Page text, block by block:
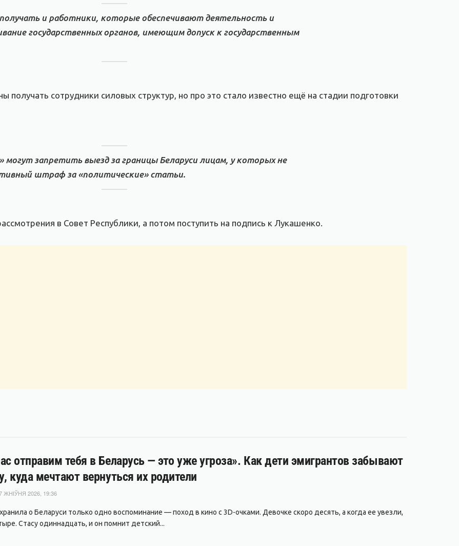
и работники, которые обеспечивают деятельность и
государственных органов, имеющим допуск к государственным
получать сотрудники силовых структур, но про это стало известно ещё на стадии подготовки
могут запретить выезд за границы Беларуси лицам, у которых не
штраф за «политические» статьи.
в Совет Республики, а потом поступить на подпись к Лукашенко.
отправим тебя в Беларусь — это уже угроза». Как дети эмигрантов забывают
куда мечтают вернуться их родители
ЖНІЎНЯ 2026, 19:36
о Беларуси только одно воспоминание — поход в кино с 3D-очками. Девочке скоро десять, а когда ее увезли,
Стасу одиннадцать, и он помнит детский...